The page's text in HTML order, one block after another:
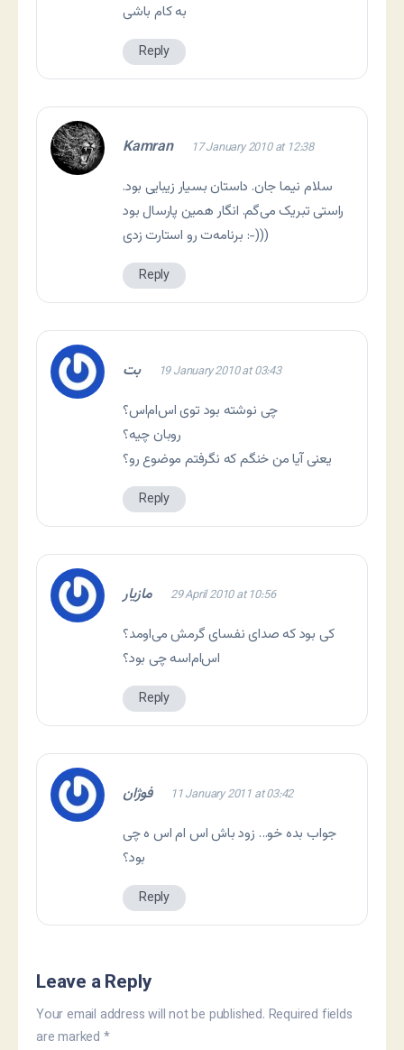
به کام باشی
Reply
Kamran 17 January 2010 at 12:38
سلام نیما جان. داستان بسیار زیبایی بود.
راستی تبریک می‌گم. انگار همین پارسال بود
برنامه‌ت رو استارت زدی :-)))
Reply
بت 19 January 2010 at 03:43
چی نوشته بود توی اس‌ام‌اس؟
روبان چیه؟
یعنی آیا من خنگم که نگرفتم موضوع رو؟
Reply
مازیار 29 April 2010 at 10:56
کی بود که صدای نفسای گرمش می‌اومد؟
اس‌ام‌اسه چی بود؟
Reply
فوژان 11 January 2011 at 03:42
جواب بده خو… زود باش اس ام اس ه چی
بود؟
Reply
Leave a Reply
Your email address will not be published. Required fields
are marked *